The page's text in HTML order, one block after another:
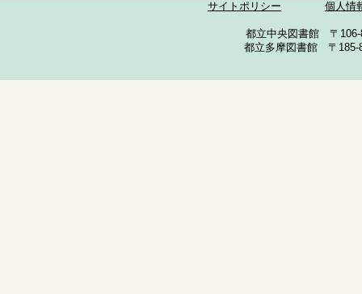
サイトポリシー 個人情
都立中央図書館 〒
都立多摩図書館 〒185-